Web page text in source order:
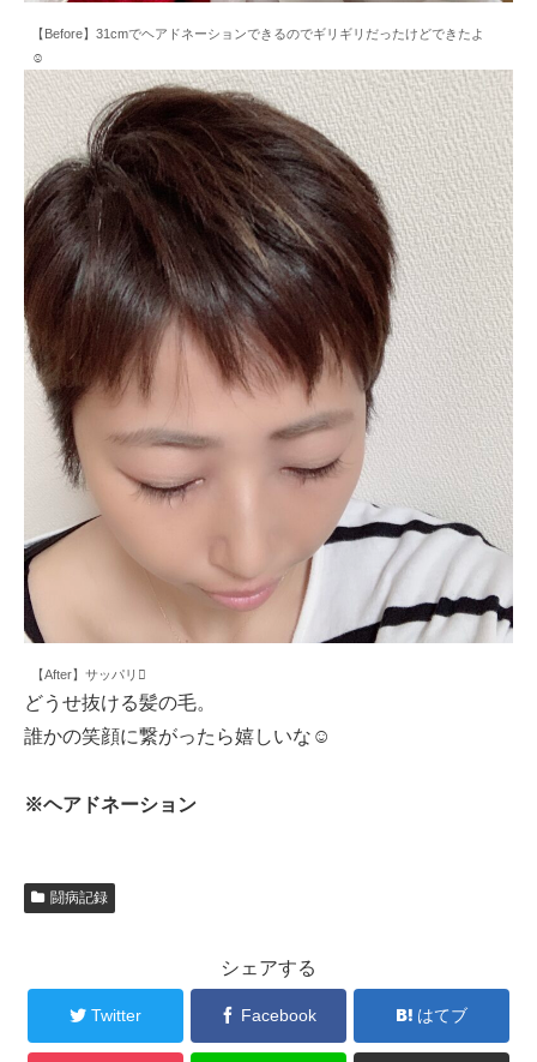
【Before】31cmでヘアドネーションできるのでギリギリだったけどできたよ
☺️
【After】サッパリ
どうせ抜ける髪の毛。
誰かの笑顔に繋がったら嬉しいな☺️
※ヘアドネーション
闘病記録
シェアする
Twitter Facebook はてブ